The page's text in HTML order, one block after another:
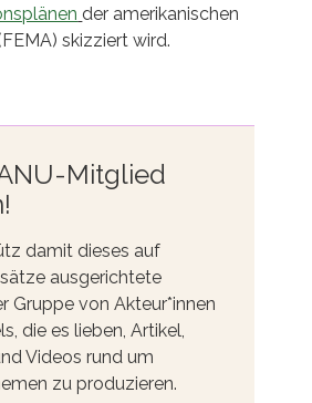
der amerikanischen
skizziert wird.
Mitglied
damit dieses auf
ausgerichtete
Gruppe von Akteur*innen
die es lieben, Artikel,
Videos rund um
zu produzieren.